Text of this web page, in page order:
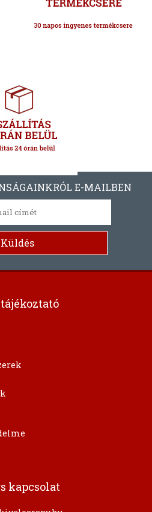
E-MAILBEN
kapcsolat